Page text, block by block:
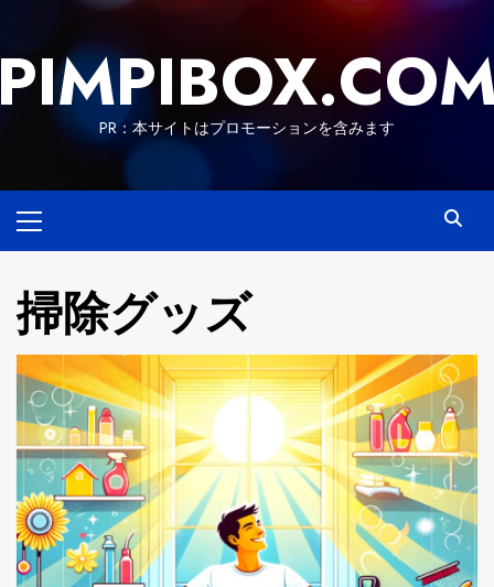
content
PR：本サイトはプロモーションを含みます
Menu
掃除グッズ